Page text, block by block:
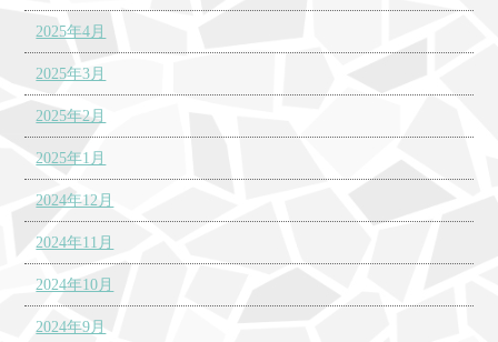
2025年4月
2025年3月
2025年2月
2025年1月
2024年12月
2024年11月
2024年10月
2024年9月